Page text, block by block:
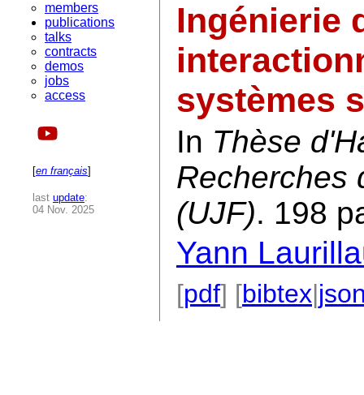
members
publications
talks
contracts
demos
jobs
access
[en français]
last update:
04 Nov. 2025
Ingénierie
systèmes
In Thèse
Recherches
(UJF). 198
Yann
[pdf] [bibtex|